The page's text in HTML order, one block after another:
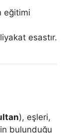
eğitimi
esastır.
), eşleri,
bulunduğu